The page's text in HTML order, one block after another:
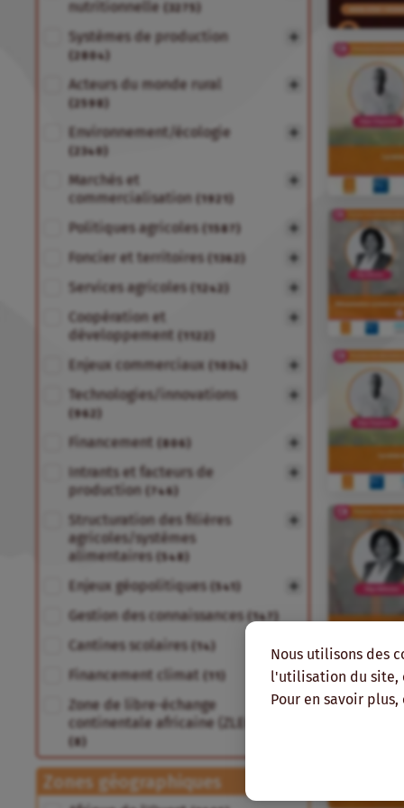
Nous utilisons des
l'utilisation du site,
Pour en savoir
nutritionnelle (3275)
Systèmes de production
(2804)
Acteurs du monde rural
(2598)
Environnement/écologie
(2340)
Marchés et
commercialisation (1921)
Politiques agricoles (1587)
Foncier et territoires (1362)
Services agricoles (1242)
Coopération et
développement
(1122)
Enjeux commerciaux (1034)
Technologies/innovations
(962)
Financement (806)
Intrants et facteurs de
production (746)
Structuration des filières
agricoles/systèmes
alimentaires (548)
Enjeux géopolitiques (541)
Gestion des connaissances (147)
Cantines scolaires (14)
Financement climat (11)
Zone de libre-échange
continentale africaine (ZLECA)
(8)
Zones géographiques